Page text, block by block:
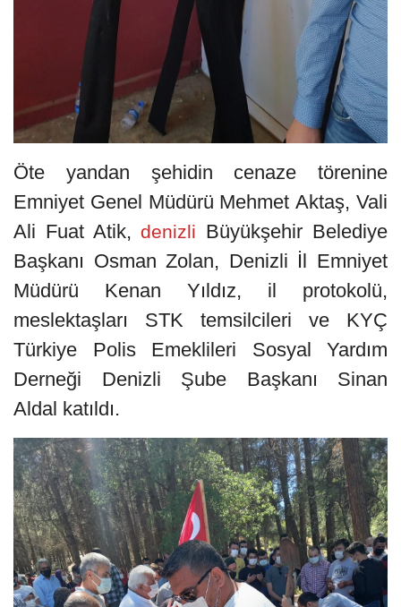
Öte yandan şehidin cenaze törenine
Emniyet Genel Müdürü Mehmet Aktaş, Vali
Ali Fuat Atik, denizli Büyükşehir Belediye
Başkanı Osman Zolan, Denizli İl Emniyet
Müdürü Kenan Yıldız, il protokolü,
meslektaşları STK temsilcileri ve KYÇ
Türkiye Polis Emeklileri Sosyal Yardım
Derneği Denizli Şube Başkanı Sinan
Aldal katıldı.